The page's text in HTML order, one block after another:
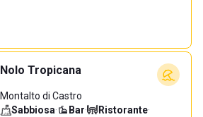
Nolo Tropicana
Montalto di Castro
Sabbiosa· Bar· Ristorante·